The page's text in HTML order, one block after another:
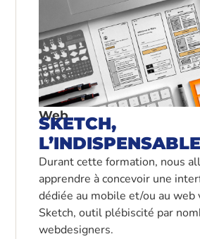
Web
SKETCH,
L’INDISPENSABLE
Durant cette formation, nous
apprendre à concevoir une
dédiée au mobile et/ou au web
Sketch, outil plébiscité par
webdesigners.